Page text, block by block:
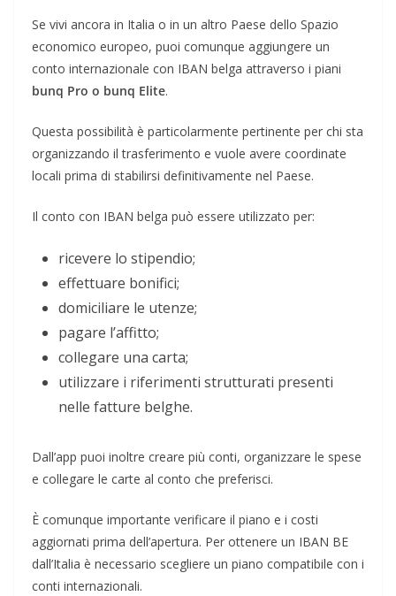
Se vivi ancora in Italia o in un altro Paese dello Spazio
economico europeo, puoi comunque aggiungere un
conto internazionale con IBAN belga attraverso i piani
bunq Pro o bunq Elite.
Questa possibilità è particolarmente pertinente per chi sta
organizzando il trasferimento e vuole avere coordinate
locali prima di stabilirsi definitivamente nel Paese.
Il conto con IBAN belga può essere utilizzato per:
ricevere lo stipendio;
effettuare bonifici;
domiciliare le utenze;
pagare l’affitto;
collegare una carta;
utilizzare i riferimenti strutturati presenti
nelle fatture belghe.
Dall’app puoi inoltre creare più conti, organizzare le spese
e collegare le carte al conto che preferisci.
È comunque importante verificare il piano e i costi
aggiornati prima dell’apertura. Per ottenere un IBAN BE
dall’Italia è necessario scegliere un piano compatibile con i
conti internazionali.